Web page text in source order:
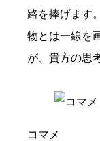
路を捧げます
物とは一線を
が、貴方の思
コマメ